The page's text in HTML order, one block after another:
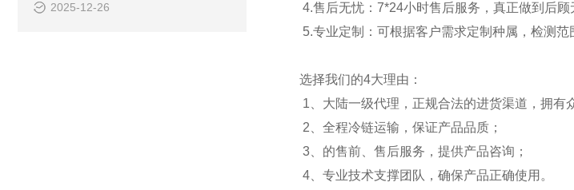
2025-12-26
4.售后无忧：7*24小时售后服务，真正做到后顾
5.专业定制：可根据客户需求定制种属，检测
选择我们的4大理由：
1、大陆一级代理，正规合法的进货渠道，拥有
2、全程冷链运输，保证产品品质；
3、的售前、售后服务，提供产品咨询；
4、专业技术支撑团队，确保产品正确使用。